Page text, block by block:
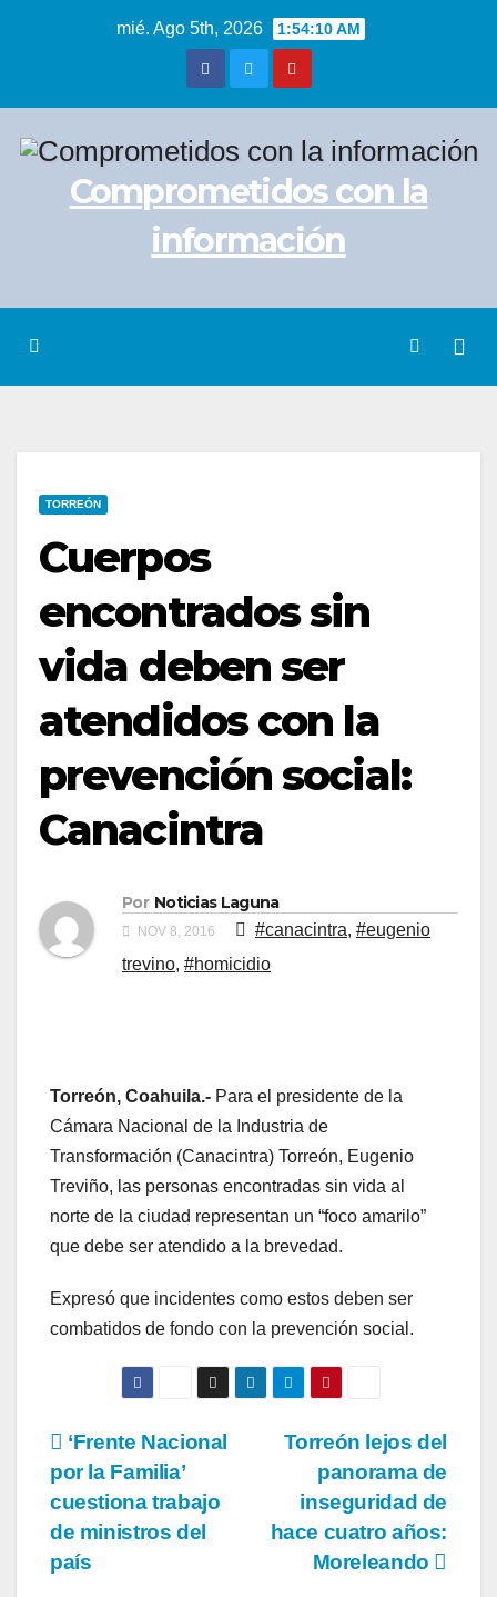
mié. Ago 5th, 2026 1:54:11 AM
Comprometidos con la
información
TORREÓN
Cuerpos
encontrados sin
vida deben ser
atendidos con la
prevención social:
Canacintra
Por Noticias Laguna
NOV 8, 2016 #canacintra, #eugenio
trevino, #homicidio
Torreón, Coahuila.- Para el presidente de la
Cámara Nacional de la Industria de
Transformación (Canacintra) Torreón, Eugenio
Treviño, las personas encontradas sin vida al
norte de la ciudad representan un “foco amarilo”
que debe ser atendido a la brevedad.
Expresó que incidentes como estos deben ser
combatidos de fondo con la prevención social.
Navegación
de
entradas
Torreón lejos del
panorama de
inseguridad de
hace cuatro años:
Moreleando
‘Frente Nacional
por la Familia’
cuestiona trabajo
de ministros del
país